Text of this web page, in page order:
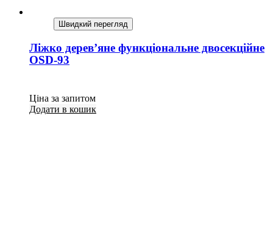
Швидкий перегляд
Ліжко дерев’яне функціональне двосекційне
OSD-93
Ціна за запитом
Додати в кошик